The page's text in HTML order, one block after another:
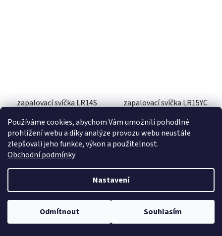
Používáme cookies, abychom Vám umožnili pohodlné
prohlížení webu a díky analýze provozu webu neustále
zlepšovali jeho funkce, výkon a použitelnost.
Obchodní podmínky
Nastavení
Odmítnout Souhlasím
zapalovací svíčka LR14S
Česká Republika
skladem
324 Kč
zapalovací svíčka LR15YC
Republika
skladem
227 Kč